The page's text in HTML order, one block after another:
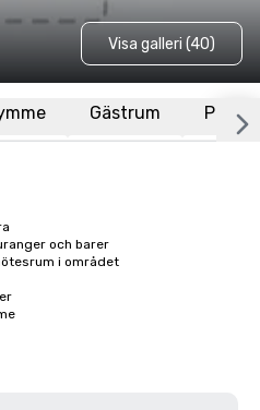
Visa galleri (40)
Gästrum Plats
och barer
i området